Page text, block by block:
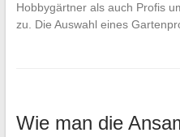
Hobbygärtner als auch Profis
zu. Die Auswahl eines
Wie man die